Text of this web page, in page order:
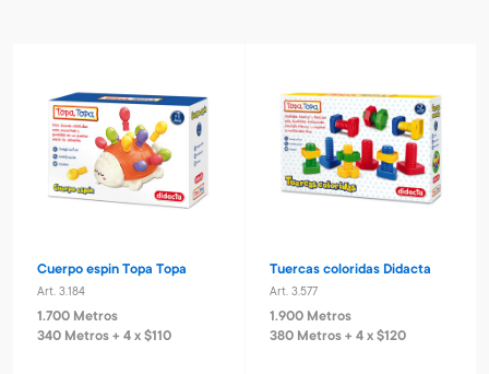
Cuerpo espin Topa Topa
Art. 3.184
1.700 Metros
340 Metros + 4 x $110
Tuercas coloridas Didacta
Art. 3.577
1.900 Metros
380 Metros + 4 x $120